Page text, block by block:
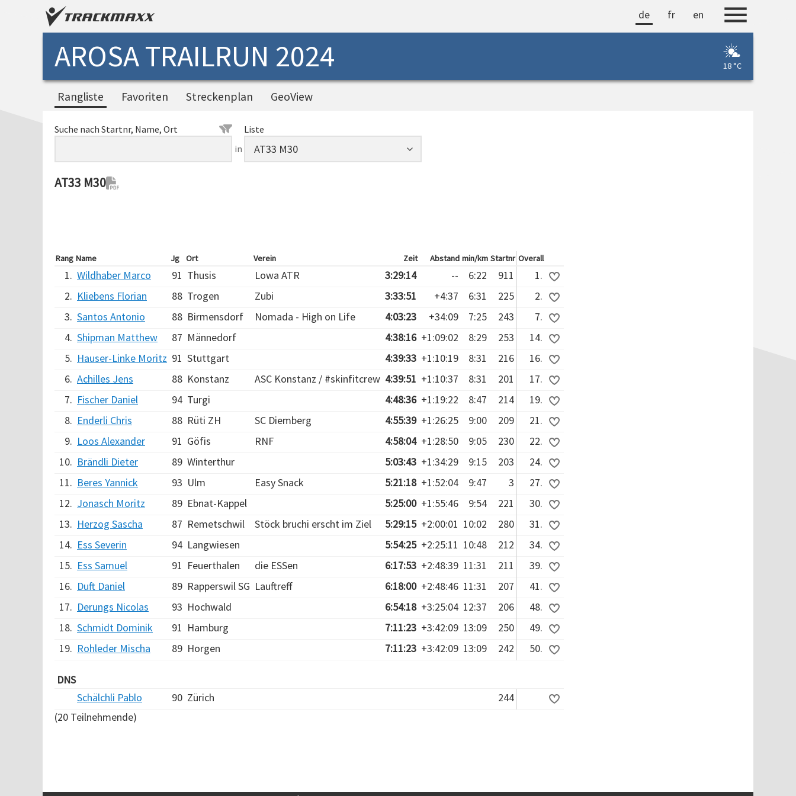
de fr en
AROSA TRAILRUN 2024 18 °C
Rangliste Favoriten Streckenplan GeoView
Suche nach Startnr, Name, Ort
in
Liste
AT33 M30
Rang Name Jg Ort Verein Zeit Abstand min/km Startnr Overall
1. Wildhaber Marco 91 Thusis Lowa ATR 3:29:14 -- 6:22 911
1.
2. Kliebens Florian 88 Trogen Zubi 3:33:51 +4:37 6:31 225
2.
3. Santos Antonio 88 Birmensdorf Nomada - High on Life 4:03:23 +34:09 7:25 243
7.
4. Shipman Matthew 87 Männedorf 4:38:16 +1:09:02 8:29 253
14.
5. Hauser-Linke Moritz 91 Stuttgart 4:39:33 +1:10:19 8:31 216
16.
6. Achilles Jens 88 Konstanz ASC Konstanz / #skinfitcrew 4:39:51 +1:10:37 8:31 201
17.
7. Fischer Daniel 94 Turgi 4:48:36 +1:19:22 8:47 214
19.
8. Enderli Chris 88 Rüti ZH SC Diemberg 4:55:39 +1:26:25 9:00 209
21.
9. Loos Alexander 91 Göfis RNF 4:58:04 +1:28:50 9:05 230
22.
10. Brändli Dieter 89 Winterthur 5:03:43 +1:34:29 9:15 203
24.
11. Beres Yannick 93 Ulm Easy Snack 5:21:18 +1:52:04 9:47 3
27.
12. Jonasch Moritz 89 Ebnat-Kappel 5:25:00 +1:55:46 9:54 221
30.
13. Herzog Sascha 87 Remetschwil Stöck bruchi erscht im Ziel 5:29:15 +2:00:01 10:02 280
31.
14. Ess Severin 94 Langwiesen 5:54:25 +2:25:11 10:48 212
34.
15. Ess Samuel 91 Feuerthalen die ESSen 6:17:53 +2:48:39 11:31 211
39.
16. Duft Daniel 89 Rapperswil SG Lauftreff 6:18:00 +2:48:46 11:31 207
41.
17. Derungs Nicolas 93 Hochwald 6:54:18 +3:25:04 12:37 206
48.
18. Schmidt Dominik 91 Hamburg 7:11:23 +3:42:09 13:09 250
49.
19. Rohleder Mischa 89 Horgen 7:11:23 +3:42:09 13:09 242 50.
DNS
Schälchli Pablo
90 Zürich
244
(20 Teilnehmende)